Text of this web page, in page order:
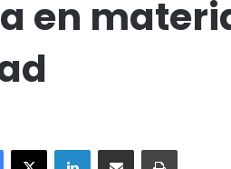
en
Facebook
X LinkedInCompartir por correo electrónicoImprimir